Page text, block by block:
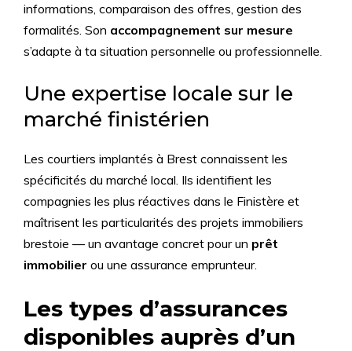
informations, comparaison des offres, gestion des
formalités. Son accompagnement sur mesure
s’adapte à ta situation personnelle ou professionnelle.
Une expertise locale sur le
marché finistérien
Les courtiers implantés à Brest connaissent les
spécificités du marché local. Ils identifient les
compagnies les plus réactives dans le Finistère et
maîtrisent les particularités des projets immobiliers
brestoie — un avantage concret pour un prêt
immobilier ou une assurance emprunteur.
Les types d’assurances
disponibles auprès d’un